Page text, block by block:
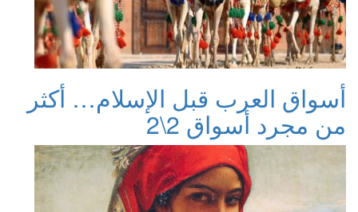
أسواق العرب قبل الإسلام… أكثر
من مجرد أسواق 2\2